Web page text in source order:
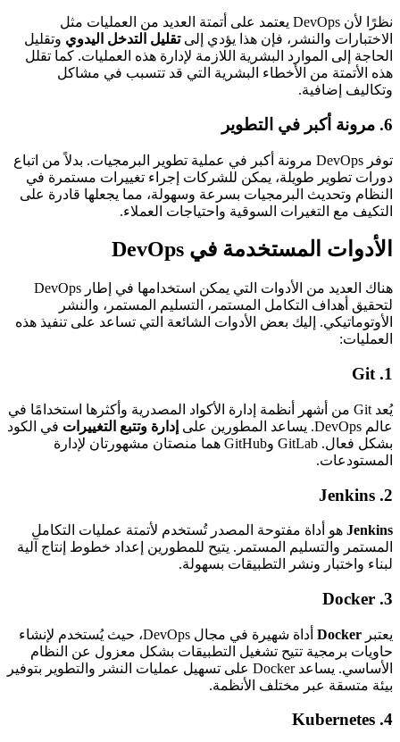
نظرًا لأن DevOps يعتمد على أتمتة العديد من العمليات مثل
الاختبارات والنشر، فإن هذا يؤدي إلىتقليل التدخل اليدوي وتقليل
الحاجة إلى الموارد البشرية اللازمة لإدارة هذه العمليات. كما تقلل
هذه الأتمتة من الأخطاء البشرية التي قد تتسبب في مشاكل
وتكاليف إضافية.
6. مرونة أكبر في التطوير
توفر DevOps مرونة أكبر في عملية تطوير البرمجيات. بدلاً من اتباع
دورات تطوير طويلة، يمكن للشركات إجراء تغييرات مستمرة في
النظام وتحديث البرمجيات بسرعة وسهولة، مما يجعلها قادرة على
التكيف مع التغيرات السوقية واحتياجات العملاء.
الأدوات المستخدمة في DevOps
هناك العديد من الأدوات التي يمكن استخدامها في إطار DevOps
لتحقيق أهداف التكامل المستمر، التسليم المستمر، والنشر
الأوتوماتيكي. إليك بعض الأدوات الشائعة التي تساعد على تنفيذ هذه
العمليات:
1.
Git
يُعد Git من أشهر أنظمة إدارة الأكواد المصدرية وأكثرها استخدامًا في
عالم DevOps. يساعد المطورين على
إدارة وتتبع التغييرات في الكود
بشكل فعال. GitLab وGitHub هما منصتان مشهورتان لإدارة
المستودعات.
2.
Jenkins
Jenkins هو أداة مفتوحة المصدر تُستخدم لأتمتة عمليات التكامل
المستمر والتسليم المستمر. يتيح للمطورين إعداد خطوط إنتاج آلية
لبناء واختبار ونشر التطبيقات بسهولة.
3.
Docker
يعتبر Docker
أداة شهيرة في مجال DevOps، حيث يُستخدم لإنشاء
حاويات برمجية تتيح تشغيل التطبيقات بشكل معزول عن النظام
الأساسي. يساعد Docker على تسهيل عمليات النشر والتطوير بتوفير
بيئة متسقة عبر مختلف الأنظمة.
4.
Kubernetes